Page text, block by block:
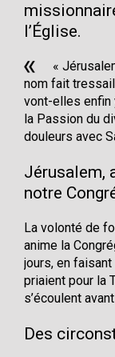
l’Église.
«
nom fait
vont-elles enfin
la Passion du
douleurs avec
Jérusalem,
notre
La volonté de
anime la
jours, en
priaient pour la
s’écoulent
Des